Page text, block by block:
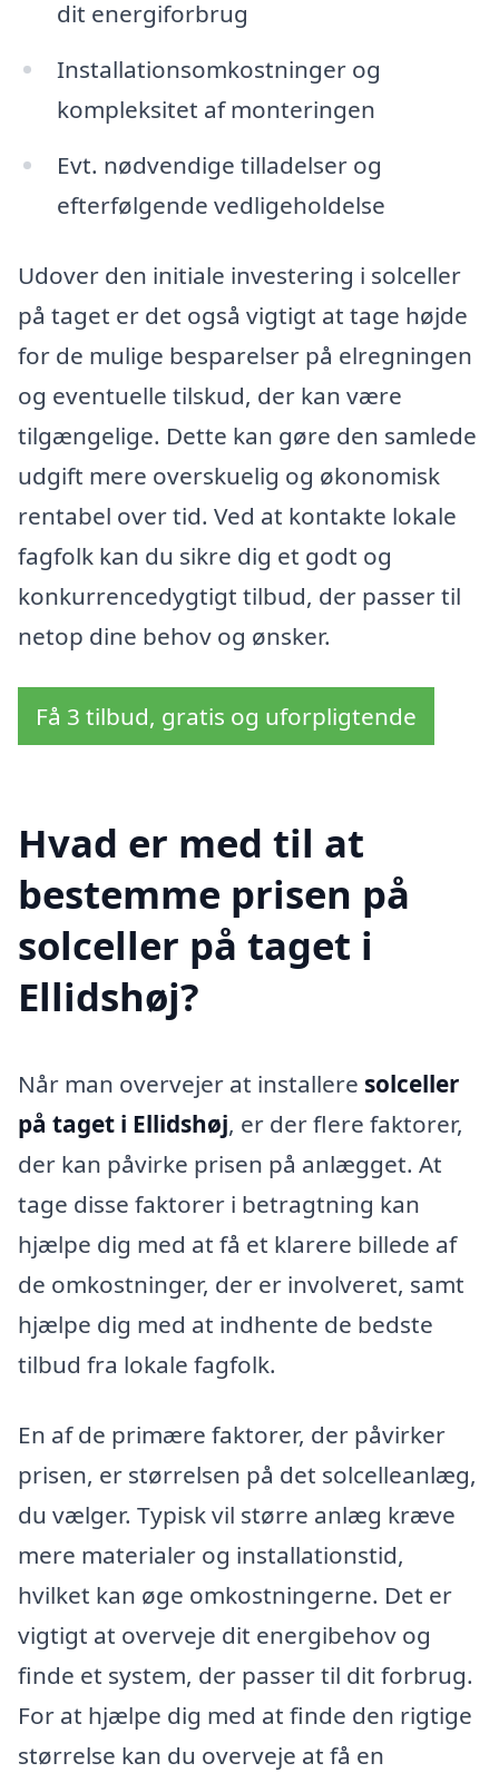
dit energiforbrug
Installationsomkostninger og
kompleksitet af monteringen
Evt. nødvendige tilladelser og
efterfølgende vedligeholdelse
Udover den initiale investering i solceller
på taget er det også vigtigt at tage højde
for de mulige besparelser på elregningen
og eventuelle tilskud, der kan være
tilgængelige. Dette kan gøre den samlede
udgift mere overskuelig og økonomisk
rentabel over tid. Ved at kontakte lokale
fagfolk kan du sikre dig et godt og
konkurrencedygtigt tilbud, der passer til
netop dine behov og ønsker.
Få 3 tilbud, gratis og uforpligtende
Hvad er med til at
bestemme prisen på
solceller på taget i
Ellidshøj?
Når man overvejer at installere solceller
på taget i Ellidshøj, er der flere faktorer,
der kan påvirke prisen på anlægget. At
tage disse faktorer i betragtning kan
hjælpe dig med at få et klarere billede af
de omkostninger, der er involveret, samt
hjælpe dig med at indhente de bedste
tilbud fra lokale fagfolk.
En af de primære faktorer, der påvirker
prisen, er størrelsen på det solcelleanlæg,
du vælger. Typisk vil større anlæg kræve
mere materialer og installationstid,
hvilket kan øge omkostningerne. Det er
vigtigt at overveje dit energibehov og
finde et system, der passer til dit forbrug.
For at hjælpe dig med at finde den rigtige
størrelse kan du overveje at få en